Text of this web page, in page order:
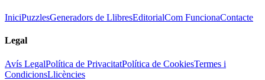
IniciPuzzlesGeneradors de LlibresEditorialCom FuncionaContacte
Legal
Avís LegalPolítica de PrivacitatPolítica de CookiesTermes i
CondicionsLlicències